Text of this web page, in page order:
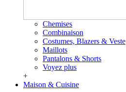
Chemises
Combinaison
Costumes, Blazers & Veste
Maillots
Pantalons & Shorts
Voyez plus
+
Maison & Cuisine